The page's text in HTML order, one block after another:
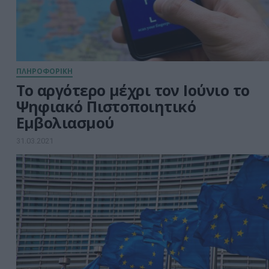
ΠΛΗΡΟΦΟΡΙΚΗ
Το αργότερο μέχρι τον Ιούνιο το
Ψηφιακό Πιστοποιητικό
Εμβολιασμού
31.03.2021